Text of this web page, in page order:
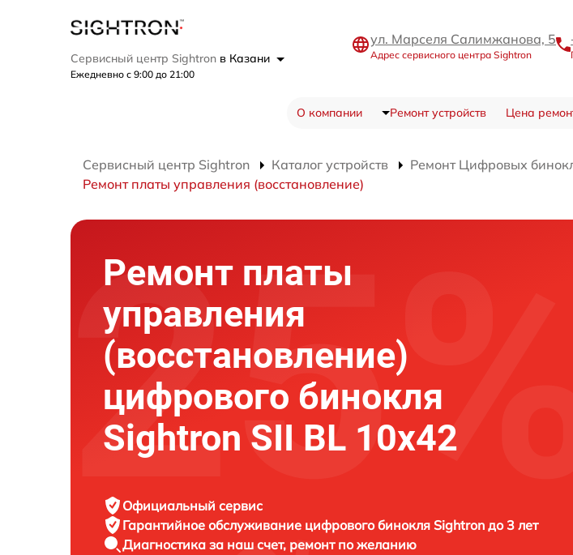
Сервисный центр Sightron в Казани
Ежедневно с 9:00 до 21:00
ул. Марселя Салимжанова, 5
Адрес сервисного центра Sightron
О компании Ремонт устройств Цена
Сервисный центр Sightron Каталог устройств Ремонт Цифровых
Ремонт платы управления (восстановление)
Ремонт платы
управления
(восстановление)
цифрового бинокля
Sightron SII BL 10x42
Официальный сервис
Гарантийное обслуживание цифрового бинокля Sightron до 3 лет
Диагностика за наш счет, ремонт по желанию